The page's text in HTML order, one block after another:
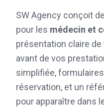
SW Agency conçoit
pour les médecin et
présentation claire
avant de vos
simplifiée,
réservation, et un
pour apparaître dans